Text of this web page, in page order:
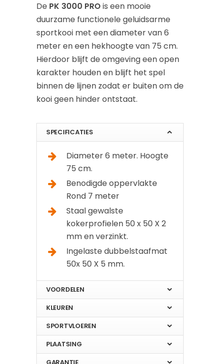
De PK 3000 PROis een mooie
duurzame functionele geluidsarme
sportkooi met een diameter van 6
meter en een hekhoogte van 75 cm.
Hierdoor blijft de omgeving een open
karakter houden en blijft het spel
binnen de lijnen zodat er buiten om de
kooi geen hinder ontstaat.
SPECIFICATIES
Diameter 6 meter. Hoogte
75 cm.
Benodigde oppervlakte
Rond 7 meter
Staal gewalste
kokerprofielen 50 x 50 X 2
mm en verzinkt.
Ingelaste dubbelstaafmat
50x 50 X 5 mm.
VOORDELEN
KLEUREN
SPORTVLOEREN
PLAATSING